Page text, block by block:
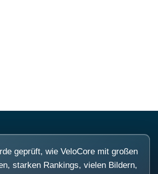
geprüft, wie VeloCore mit großen
starken Rankings, vielen Bildern,